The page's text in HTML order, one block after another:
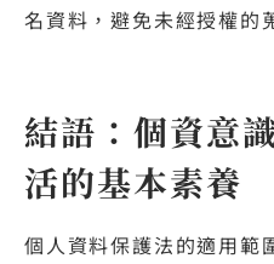
名資料，避免未經授權的
結語：個資意
活的基本素養
個人資料保護法的適用範